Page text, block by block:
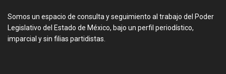
Somos un espacio de consulta y seguimiento al trabajo del Poder
Legislativo del Estado de México, bajo un perfil periodístico,
imparcial y sin filias partidistas.